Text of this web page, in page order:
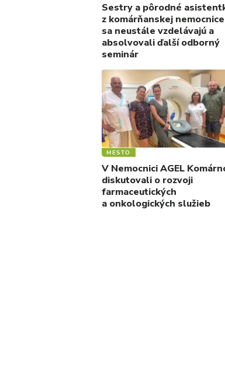
Sestry a pôrodné
z komárňanskej nemocnice
sa neustále vzdelávajú a
absolvovali ďalší odborný
seminár
MESTO
V Nemocnici AGEL
diskutovali o rozvoji
farmaceutických
a onkologických služieb